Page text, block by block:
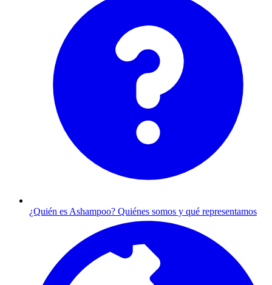
¿Quién es Ashampoo? Quiénes somos y qué representamos